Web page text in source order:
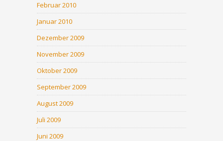
Februar 2010
Januar 2010
Dezember 2009
November 2009
Oktober 2009
September 2009
August 2009
Juli 2009
Juni 2009